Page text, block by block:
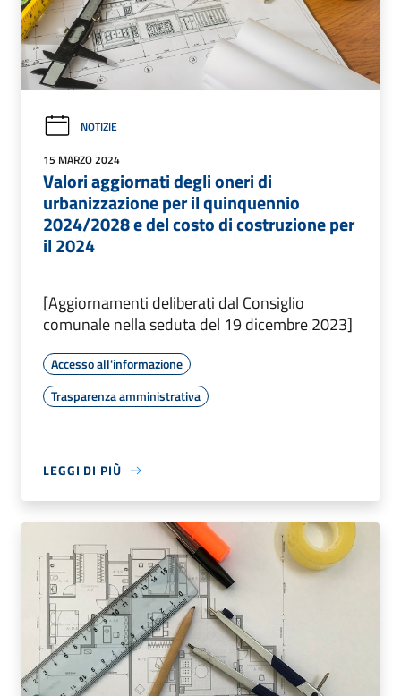
NOTIZIE
15 MARZO 2024
Valori aggiornati degli oneri di
urbanizzazione per il quinquennio
2024/2028 e del costo di costruzione per
il 2024
[Aggiornamenti deliberati dal Consiglio
comunale nella seduta del 19 dicembre 2023]
Accesso all'informazione
Trasparenza amministrativa
LEGGI DI PIÙ